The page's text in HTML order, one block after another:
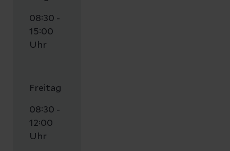
08:30 -
15:00
Uhr
Freitag
08:30 -
12:00
Uhr